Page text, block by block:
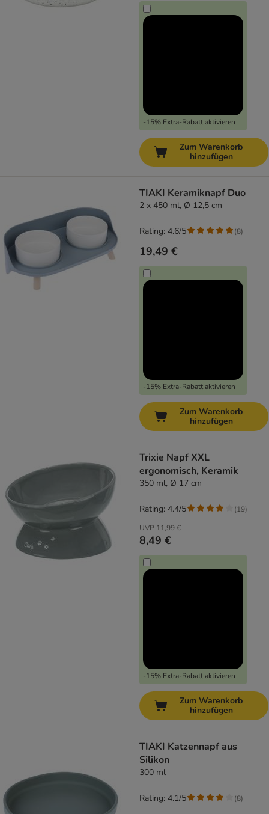
-15% Extra-Rabatt aktivieren
Zum Warenkorb
hinzufügen
TIAKI Keramiknapf Duo
2 x 450 ml, Ø 12,5 cm
19,49 €
-15% Extra-Rabatt aktivieren
Rating: 4.6/5 (8)
Zum Warenkorb
hinzufügen
Trixie Napf XXL
ergonomisch, Keramik
350 ml, Ø 17 cm
UVP 11,99 €
8,49 €
-15% Extra-Rabatt aktivieren
Rating: 4.4/5 (19)
Zum Warenkorb
hinzufügen
TIAKI Katzennapf aus
Silikon
300 ml
Rating: 4.1/5 (8)